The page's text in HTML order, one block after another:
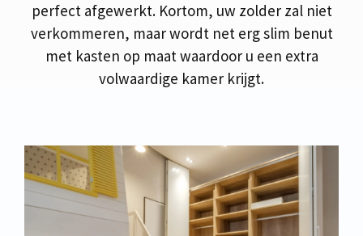
perfect afgewerkt. Kortom, uw zolder zal niet
verkommeren, maar wordt net erg slim benut
met kasten op maat waardoor u een extra
volwaardige kamer krijgt.